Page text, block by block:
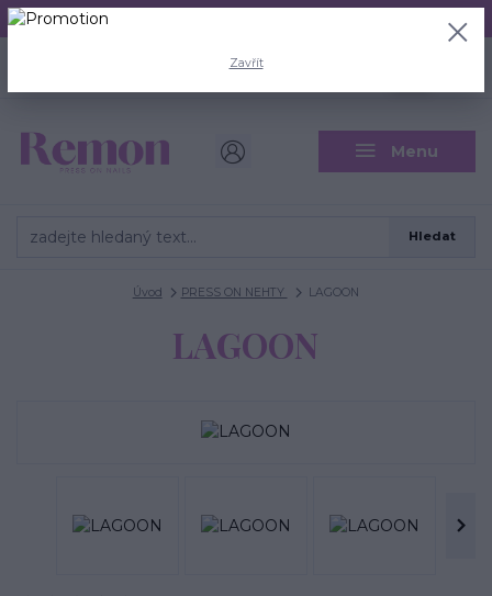
Aktuální doba odeslání je 3 - 5 pracovních dní.
Menu
CZK
Hledat
Úvod PRESS ON NEHTY LAGOON
LAGOON
Zavřít